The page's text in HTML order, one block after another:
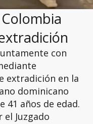
con
extradición en la
dominicano
41 años de edad.
Juzgado